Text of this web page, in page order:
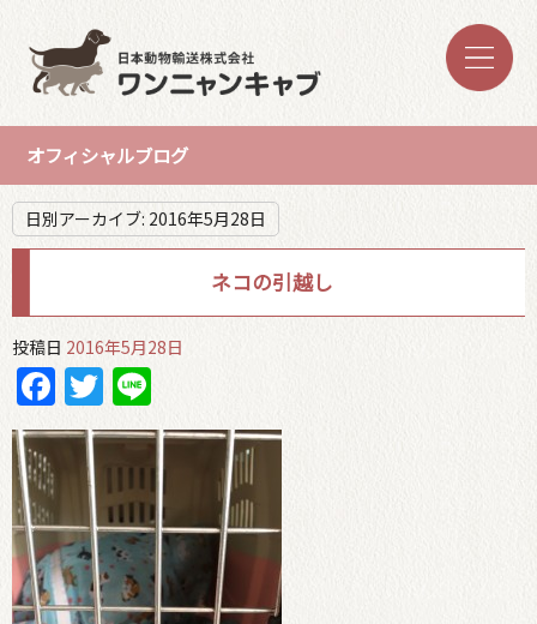
オフィシャルブログ
日別アーカイブ: 2016年5月28日
ネコの引越し
投稿日 2016年5月28日
Facebook
Twitter